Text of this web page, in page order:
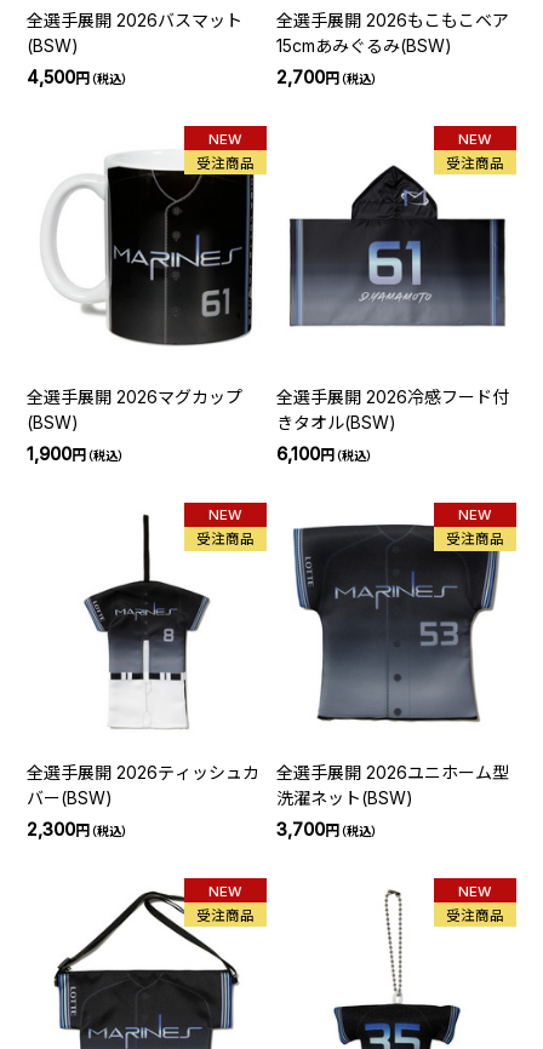
全選手展開 2026バスマット
(BSW)
4,500円（税込）
全選手展開 2026もこもこベア
15cmあみぐるみ(BSW)
2,700円（税込）
NEW
受注商品
全選手展開 2026マグカップ
(BSW)
1,900円（税込）
NEW
受注商品
全選手展開 2026冷感フード付
きタオル(BSW)
6,100円（税込）
NEW
受注商品
全選手展開 2026ティッシュカ
バー(BSW)
2,300円（税込）
NEW
受注商品
全選手展開 2026ユニホーム型
洗濯ネット(BSW)
3,700円（税込）
NEW
受注商品
NEW
受注商品